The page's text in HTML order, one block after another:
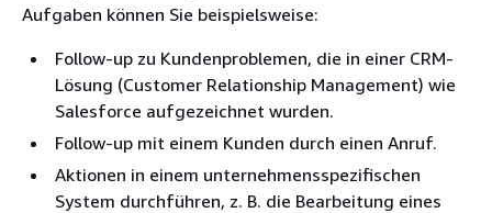
Aufgaben können Sie beispielsweise:
Follow-up zu Kundenproblemen, die in einer CRM-
Lösung (Customer Relationship Management) wie
Salesforce aufgezeichnet wurden.
Follow-up mit einem Kunden durch einen Anruf.
Aktionen in einem unternehmensspezifischen
System durchführen, z. B. die Bearbeitung eines